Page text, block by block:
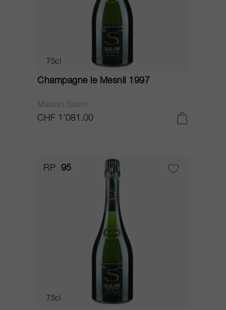
75cl
Champagne le Mesnil 1997
Maison Salon
CHF 1’081.00
RP 95
75cl